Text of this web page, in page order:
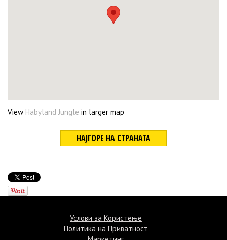
View Habyland Jungle in larger map
НАЈГОРЕ НА СТРАНАТА
Услови за Користење
Политика на Приватност